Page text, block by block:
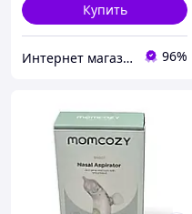
Купить
Интернет магазин Постелюшка (Домашний текстиль, сумки, товары для дома и отдыха) 96%